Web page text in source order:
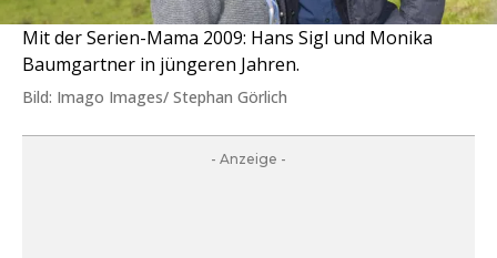
Mit der Serien-Mama 2009: Hans Sigl und Monika
Baumgartner in jüngeren Jahren.
Bild: Imago Images/ Stephan Görlich
- Anzeige -